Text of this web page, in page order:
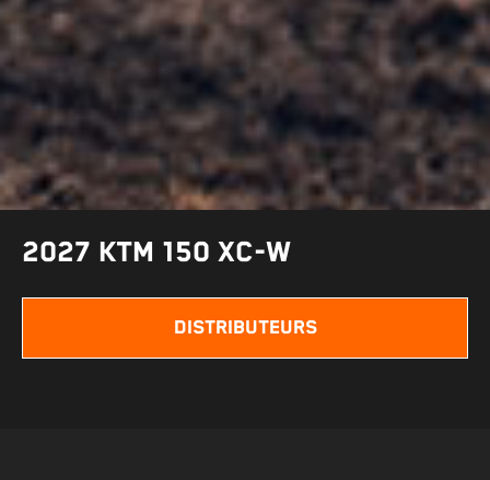
2027 KTM 150 XC-W
DISTRIBUTEURS